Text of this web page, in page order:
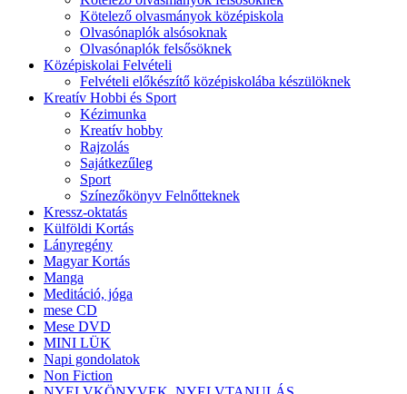
Kötelező olvasmányok középiskola
Olvasónaplók alsósoknak
Olvasónaplók felsősöknek
Középiskolai Felvételi
Felvételi előkészítő középiskolába készülöknek
Kreatív Hobbi és Sport
Kézimunka
Kreatív hobby
Rajzolás
Sajátkezűleg
Sport
Színezőkönyv Felnőtteknek
Kressz-oktatás
Külföldi Kortás
Lányregény
Magyar Kortás
Manga
Meditáció, jóga
mese CD
Mese DVD
MINI LÜK
Napi gondolatok
Non Fiction